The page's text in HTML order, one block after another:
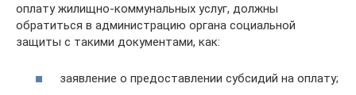
оплату жилищно-коммунальных услуг, должны
обратиться в администрацию органа социальной
защиты с такими документами, как:
заявление о предоставлении субсидий на оплату;